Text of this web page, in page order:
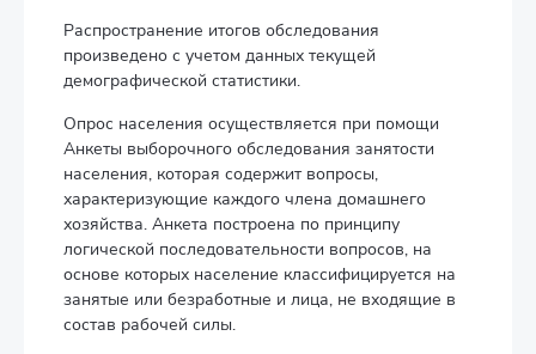
Распространение итогов обследования
произведено с учетом данных текущей
демографической статистики.
Опрос населения осуществляется при помощи
Анкеты выборочного обследования занятости
населения, которая содержит вопросы,
характеризующие каждого члена домашнего
хозяйства. Анкета построена по принципу
логической последовательности вопросов, на
основе которых население классифицируется на
занятые или безработные и лица, не входящие в
состав рабочей силы.